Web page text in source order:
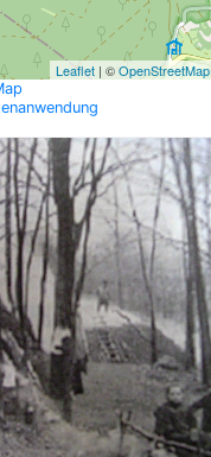
Leaflet | ©OpenStreetMap